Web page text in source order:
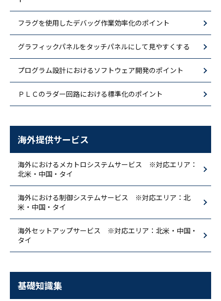
フラグを使用したデバッグ作業効率化のポイント
グラフィックパネルをタッチパネルにして見やすくする
プログラム設計におけるソフトウェア開発のポイント
ＰＬＣのラダー回路における標準化のポイント
海外提供サービス
海外におけるメカトロシステムサービス ※対応エリア：
北米・中国・タイ
海外における制御システムサービス ※対応エリア：北
米・中国・タイ
海外セットアップサービス ※対応エリア：北米・中国・
タイ
基礎知識集